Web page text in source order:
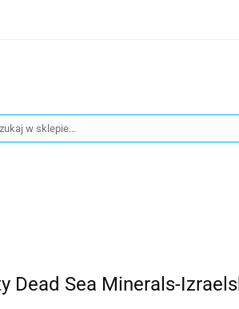
Martwego Kosmetyki z Morza
Biżuteria By Dziubeka Kosmetyki
Dead Sea Minerals-